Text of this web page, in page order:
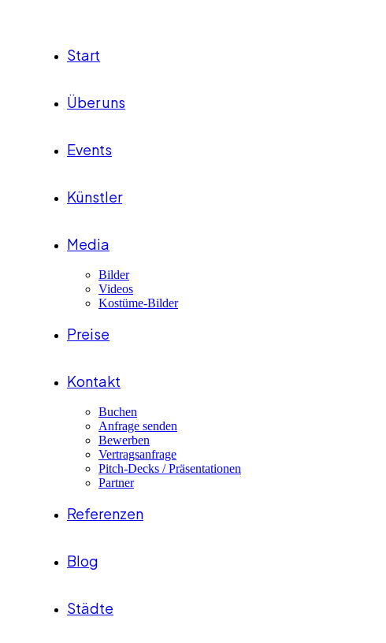
Start
Über uns
Events
Künstler
Media
Bilder
Videos
Kostüme-Bilder
Preise
Kontakt
Buchen
Anfrage senden
Bewerben
Vertragsanfrage
Pitch-Decks / Präsentationen
Partner
Referenzen
Blog
Städte